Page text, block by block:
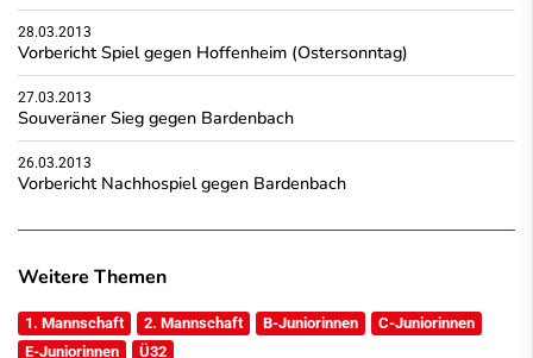
28.03.2013
Vorbericht Spiel gegen Hoffenheim (Ostersonntag)
27.03.2013
Souveräner Sieg gegen Bardenbach
26.03.2013
Vorbericht Nachhospiel gegen Bardenbach
Weitere Themen
1. Mannschaft 2. Mannschaft B-Juniorinnen
C-Juniorinnen
E-Juniorinnen
Ü32